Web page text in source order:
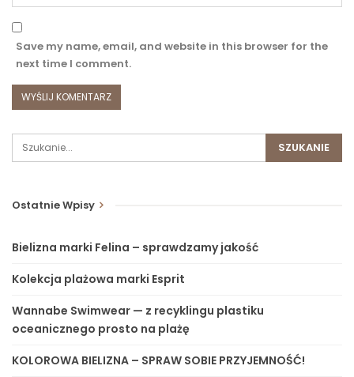
Save my name, email, and website in this browser for the
next time I comment.
Ostatnie Wpisy
Bielizna marki Felina – sprawdzamy jakość
Kolekcja plażowa marki Esprit
Wannabe Swimwear — z recyklingu plastiku
oceanicznego prosto na plażę
KOLOROWA BIELIZNA – SPRAW SOBIE PRZYJEMNOŚĆ!